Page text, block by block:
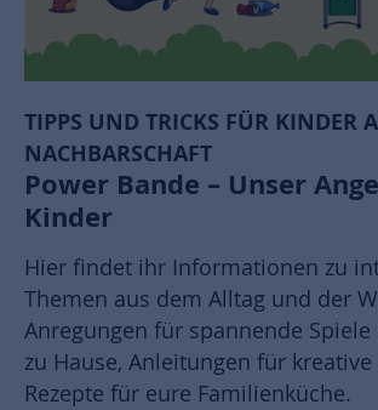
TIPPS UND TRICKS FÜR KINDER
NACHBARSCHAFT
Power Bande – Unser
Kinder
Hier findet ihr Informationen zu
Themen aus dem Alltag und der
Anregungen für spannende
zu Hause, Anleitungen für
Rezepte für eure Familienküche.